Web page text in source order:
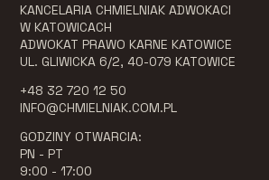
KANCELARIA CHMIELNIAK ADWOKACI
W KATOWICACH
ADWOKAT PRAWO KARNE KATOWICE
UL. GLIWICKA 6/2, 40-079 KATOWICE
+48 32 720 12 50
INFO@CHMIELNIAK.COM.PL
GODZINY OTWARCIA:
PN - PT
9:00 - 17:00